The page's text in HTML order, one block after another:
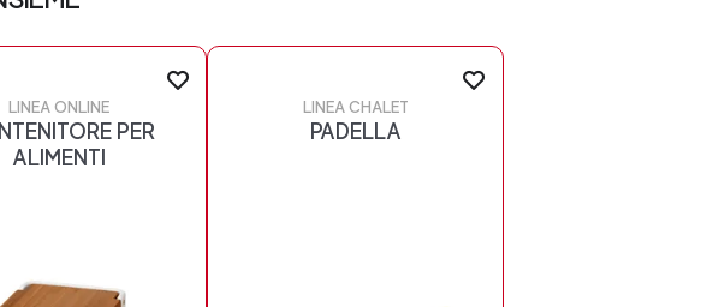
LINEA ONLINE
PER
ALIMENTI
LINEA CHALET
PADELLA